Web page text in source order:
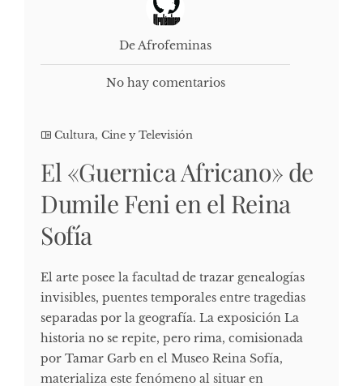
De Afrofeminas
No hay comentarios
Cultura, Cine y Televisión
El «Guernica Africano» de
Dumile Feni en el Reina
Sofía
El arte posee la facultad de trazar genealogías
invisibles, puentes temporales entre tragedias
separadas por la geografía. La exposición La
historia no se repite, pero rima, comisionada
por Tamar Garb en el Museo Reina Sofía,
materializa este fenómeno al situar en